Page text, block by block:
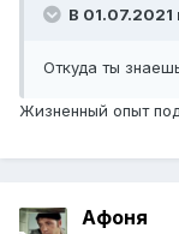
В 01.07.2021
Откуда ты
Жизненный опыт
Афоня